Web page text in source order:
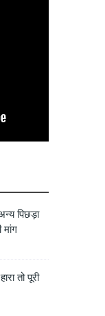
पिछड़ा
मांग
तो पूरी